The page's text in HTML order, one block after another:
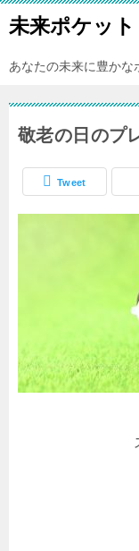
未来ポケット
あなたの未来に豊かな
敬老の日のプ
Tweet